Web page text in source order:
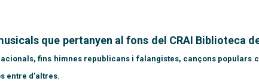
que pertanyen al fons del CRAI Biblioteca
fins himnes republicans i falangistes, cançons
entre d’altres.